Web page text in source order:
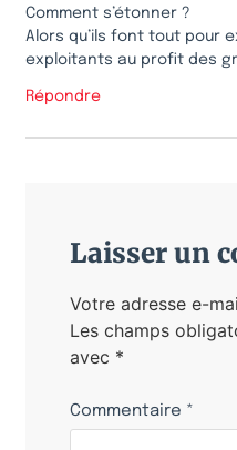
Comment s’étonner ?
Alors qu’ils font tout pour
exploitants au profit des
Répondre
Laisser un
Votre adresse e-
Les champs
avec *
Commentaire *